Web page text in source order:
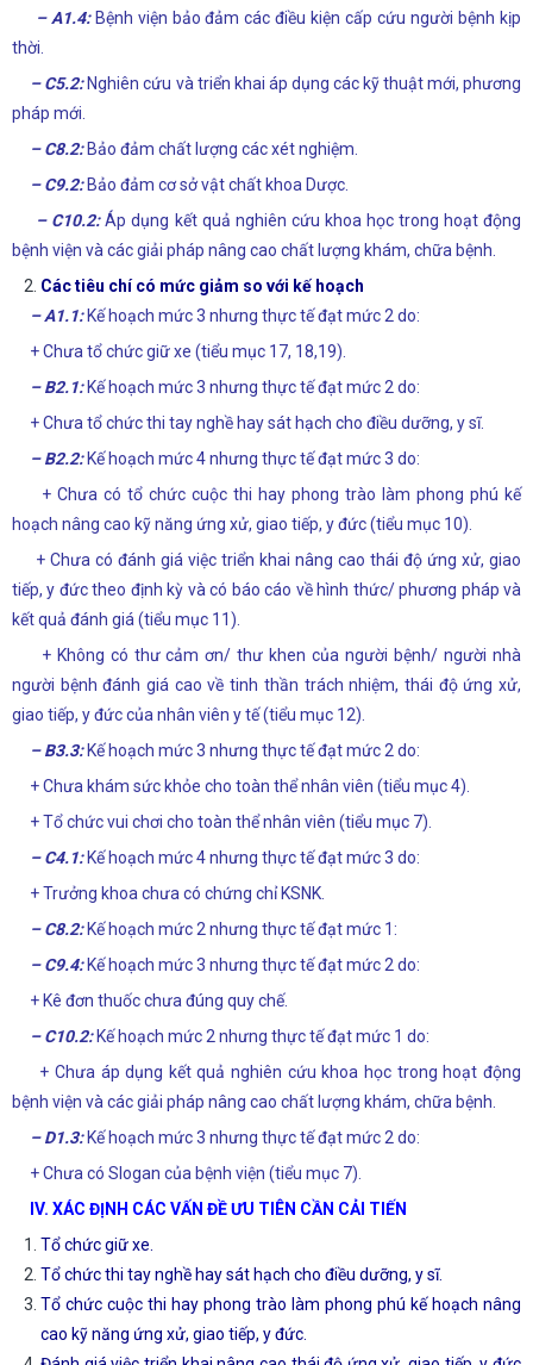
– A1.4:Bệnh viện bảo đảm các điều kiện cấp cứu người bệnh kịp
thời.
– C5.2:Nghiên cứu và triển khai áp dụng các kỹ thuật mới, phương
pháp mới.
– C8.2:Bảo đảm chất lượng các xét nghiệm.
– C9.2:Bảo đảm cơ sở vật chất khoa Dược.
– C10.2:Áp dụng kết quả nghiên cứu khoa học trong hoạt động
bệnh viện và các giải pháp nâng cao chất lượng khám, chữa bệnh.
Các tiêu chí có mức giảm so với kế hoạch
– A1.1:Kế hoạch mức 3 nhưng thực tế đạt mức 2 do:
+ Chưa tổ chức giữ xe (tiểu mục 17, 18,19).
– B2.1:Kế hoạch mức 3 nhưng thực tế đạt mức 2 do:
+ Chưa tổ chức thi tay nghề hay sát hạch cho điều dưỡng, y sĩ.
– B2.2:Kế hoạch mức 4 nhưng thực tế đạt mức 3 do:
+ Chưa có tổ chức cuộc thi hay phong trào làm phong phú kế
hoạch nâng cao kỹ năng ứng xử, giao tiếp, y đức (tiểu mục 10).
+ Chưa có đánh giá việc triển khai nâng cao thái độ ứng xử, giao
tiếp, y đức theo định kỳ và có báo cáo về hình thức/ phương pháp và
kết quả đánh giá (tiểu mục 11).
+ Không có thư cảm ơn/ thư khen của người bệnh/ người nhà
người bệnh đánh giá cao về tinh thần trách nhiệm, thái độ ứng xử,
giao tiếp, y đức của nhân viên y tế (tiểu mục 12).
– B3.3:Kế hoạch mức 3 nhưng thực tế đạt mức 2 do:
+ Chưa khám sức khỏe cho toàn thể nhân viên (tiểu mục 4).
+ Tổ chức vui chơi cho toàn thể nhân viên (tiểu mục 7).
– C4.1:Kế hoạch mức 4 nhưng thực tế đạt mức 3 do:
+ Trưởng khoa chưa có chứng chỉ KSNK.
– C8.2:Kế hoạch mức 2 nhưng thực tế đạt mức 1:
– C9.4:Kế hoạch mức 3 nhưng thực tế đạt mức 2 do:
+ Kê đơn thuốc chưa đúng quy chế.
– C10.2:Kế hoạch mức 2 nhưng thực tế đạt mức 1 do:
+ Chưa áp dụng kết quả nghiên cứu khoa học trong hoạt động
bệnh viện và các giải pháp nâng cao chất lượng khám, chữa bệnh.
– D1.3:Kế hoạch mức 3 nhưng thực tế đạt mức 2 do:
+ Chưa có Slogan của bệnh viện (tiểu mục 7).
IV. XÁC ĐỊNH CÁC VẤN ĐỀ ƯU TIÊN CẦN CẢI TIẾN
Tổ chức giữ xe.
Tổ chức thi tay nghề hay sát hạch cho điều dưỡng, y sĩ.
Tổ chức cuộc thi hay phong trào làm phong phú kế hoạch nâng
cao kỹ năng ứng xử, giao tiếp, y đức.